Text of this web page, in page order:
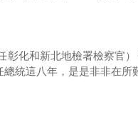
彰化和新北地檢署檢察官
統這八年，是是非非在所